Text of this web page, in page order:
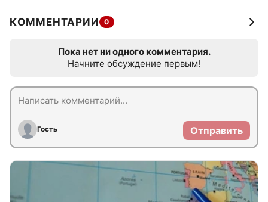
КОММЕНТАРИИ 0
Пока нет ни одного комментария.
Начните обсуждение первым!
Гость Отправить